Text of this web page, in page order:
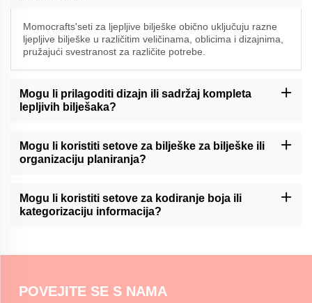
Momocrafts'seti za ljepljive bilješke obično uključuju razne
ljepljive bilješke u različitim veličinama, oblicima i dizajnima,
pružajući svestranost za različite potrebe.
Mogu li prilagoditi dizajn ili sadržaj kompleta
lepljivih bilješaka?
lepljivih bilješaka. Molimo vas da kontaktirate našu podršku ili
provjerite našu web stranicu za dostupne usluge prilagođavanja.
Mogu li koristiti setove za bilješke za bilješke ili
organizaciju planiranja?
sredstvo za pisanje dnevnika ili organizaciju planera,
omogućavajući korisnicima lako dodavanje i pomicanje bilješaka
unutar svojih rasporeda.
Mogu li koristiti setove za kodiranje boja ili
kategorizaciju informacija?
način razlikovanja i naglašavanja važnih detalja.
POVEJITE SE S NAMA